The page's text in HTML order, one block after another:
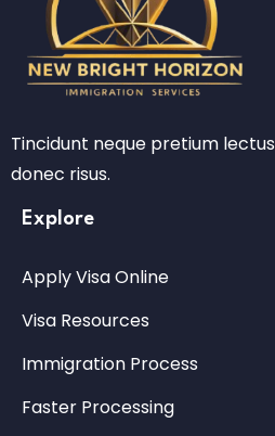
Tincidunt neque pretium lectus
donec risus.
Explore
Apply Visa Online
Visa Resources
Immigration Process
Faster Processing